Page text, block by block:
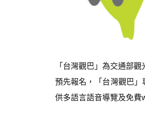
「台灣觀巴」為交通部
預先報名，「台灣觀巴
供多語言語音導覽及免費